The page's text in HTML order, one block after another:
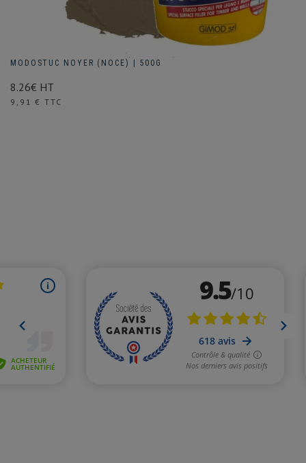
MODOSTUC NOYER (NOCE) | 500G
8.26€ HT
Prix
9,91 € TTC